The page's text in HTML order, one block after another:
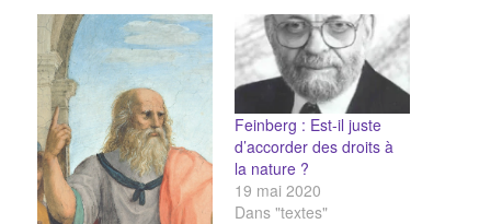
Feinberg : Est-il juste
d’accorder des droits à
la nature ?
19 mai 2020
Dans "textes"